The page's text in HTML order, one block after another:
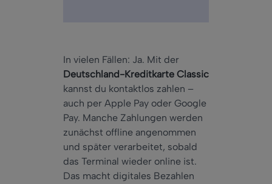
In vielen Fällen: Ja. Mit der
Deutschland-Kreditkarte Classic
kannst du kontaktlos zahlen –
auch per Apple Pay oder Google
Pay. Manche Zahlungen werden
zunächst offline angenommen
und später verarbeitet, sobald
das Terminal wieder online ist.
Das macht digitales Bezahlen